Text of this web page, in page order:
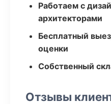
Работаем с
архитекторами
Бесплатный
оценки
Собственный
Отзывы